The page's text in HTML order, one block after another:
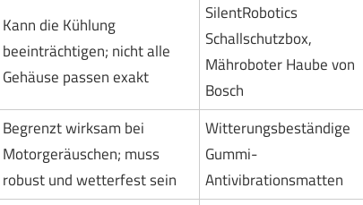
Kann die Kühlung
beeinträchtigen; nicht alle
Gehäuse passen exakt
SilentRobotics
Schallschutzbox,
Mähroboter Haube von
Bosch
Begrenzt wirksam bei
Motorgeräuschen; muss
robust und wetterfest sein
Witterungsbeständige
Gummi-
Antivibrationsmatten